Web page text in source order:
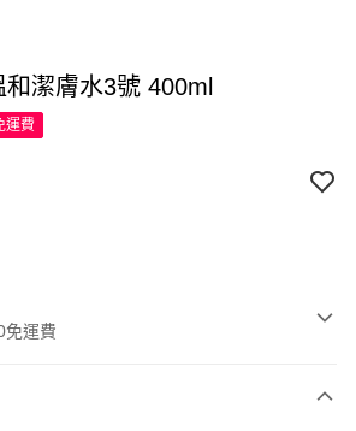
潔膚水3號 400ml
運費
免運費